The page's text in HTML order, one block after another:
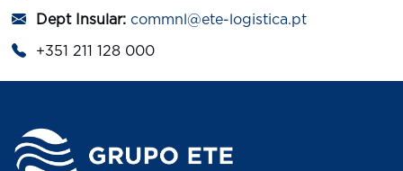
Dept Insular: commnl@ete-logistica.pt
+351 211 128 000